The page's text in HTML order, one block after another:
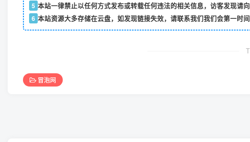
5 本站一律禁止以任何方式发布或转载任何违法的相关信息，访客发现请
6 本站资源大多存储在云盘，如发现链接失效，请联系我们我们会第一时间
冒泡网